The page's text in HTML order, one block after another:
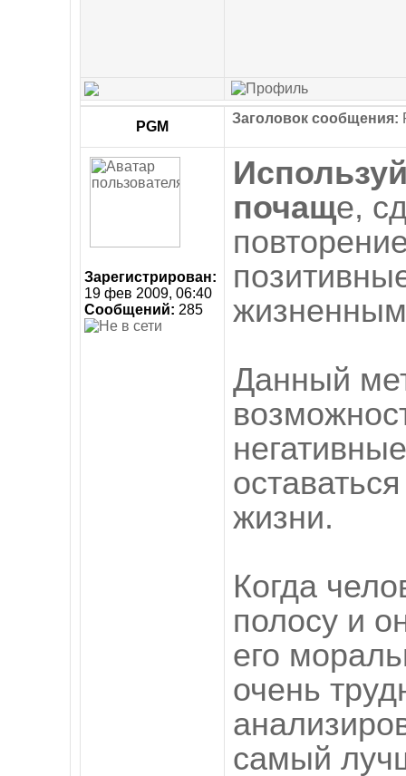
PGM
Заголовок сообщения:
Зарегистрирован:
19 фев 2009, 06:40
Сообщений: 285
почаще,
Данный
жизни.
Когда
полосу и
его
очень
самый